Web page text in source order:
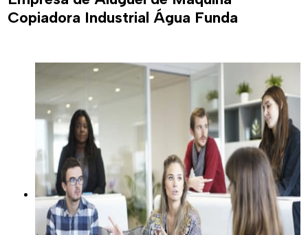
Copiadora Industrial Água Funda